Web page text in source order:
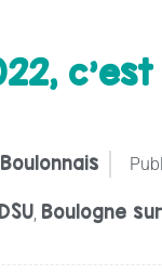
Boulonnais
, Boulogne